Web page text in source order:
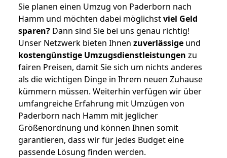
Sie planen einen Umzug von Paderborn nach
Hamm und möchten dabei möglichstviel Geld
sparen? Dann sind Sie bei uns genau richtig!
Unser Netzwerk bieten Ihnen zuverlässige und
kostengünstige Umzugsdienstleistungen zu
fairen Preisen, damit Sie sich um nichts anderes
als die wichtigen Dinge in Ihrem neuen Zuhause
kümmern müssen. Weiterhin verfügen wir über
umfangreiche Erfahrung mit Umzügen von
Paderborn nach Hamm mit jeglicher
Größenordnung und können Ihnen somit
garantieren, dass wir für jedes Budget eine
passende Lösung finden werden.